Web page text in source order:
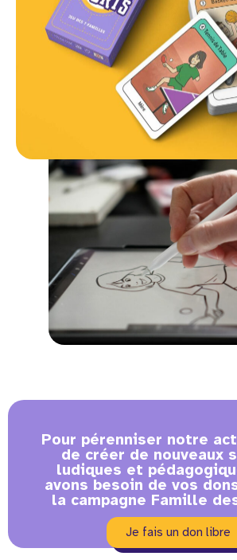
Pour pérenniser notre
de créer de nouveaux
ludiques et
avons besoin de vos
la campagne Famille
Je fais un don libre